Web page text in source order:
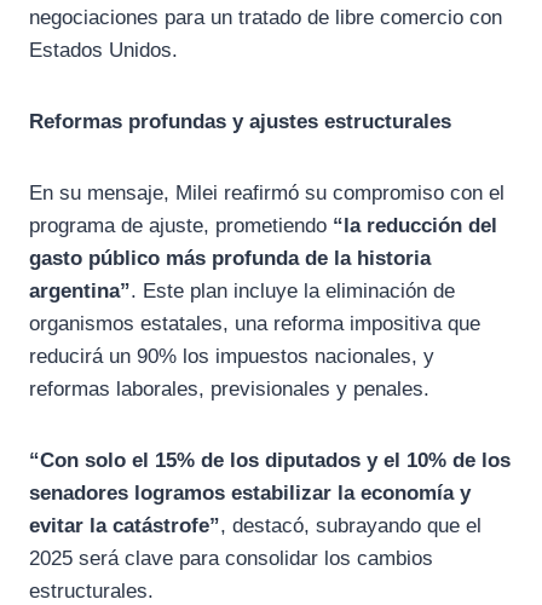
negociaciones para un tratado de libre comercio con
Estados Unidos.
Reformas profundas y ajustes estructurales
En su mensaje, Milei reafirmó su compromiso con el
programa de ajuste, prometiendo “la reducción del
gasto público más profunda de la historia
argentina”. Este plan incluye la eliminación de
organismos estatales, una reforma impositiva que
reducirá un 90% los impuestos nacionales, y
reformas laborales, previsionales y penales.
“Con solo el 15% de los diputados y el 10% de los
senadores logramos estabilizar la economía y
evitar la catástrofe”, destacó, subrayando que el
2025 será clave para consolidar los cambios
estructurales.